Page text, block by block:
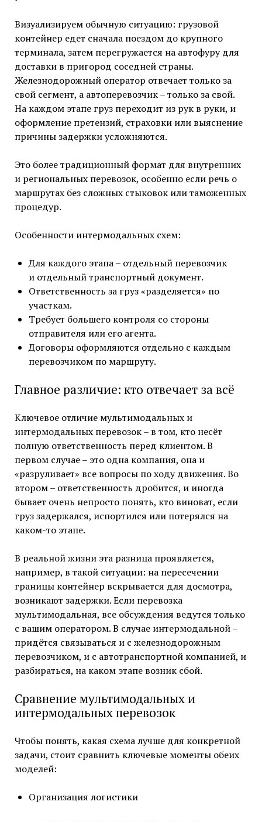
Визуализируем обычную ситуацию: грузовой
контейнер едет сначала поездом до крупного
терминала, затем перегружается на автофуру для
доставки в пригород соседней страны.
Железнодорожный оператор отвечает только за
свой сегмент, а автоперевозчик – только за свой.
На каждом этапе груз переходит из рук в руки, и
оформление претензий, страховки или выяснение
причины задержки усложняются.
Это более традиционный формат для внутренних
и региональных перевозок, особенно если речь о
маршрутах без сложных стыковок или таможенных
процедур.
Особенности интермодальных схем:
Для каждого этапа – отдельный перевозчик
и отдельный транспортный документ.
Ответственность за груз «разделяется» по
участкам.
Требует большего контроля со стороны
отправителя или его агента.
Договоры оформляются отдельно с каждым
перевозчиком по маршруту.
Главное различие: кто отвечает за всё
Ключевое отличие мультимодальных и
интермодальных перевозок – в том, кто несёт
полную ответственность перед клиентом. В
первом случае – это одна компания, она и
«разруливает» все вопросы по ходу движения. Во
втором – ответственность дробится, и иногда
бывает очень непросто понять, кто виноват, если
груз задержался, испортился или потерялся на
каком-то этапе.
В реальной жизни эта разница проявляется,
например, в такой ситуации: на пересечении
границы контейнер вскрывается для досмотра,
возникают задержки. Если перевозка
мультимодальная, все обсуждения ведутся только
с вашим оператором. В случае интермодальной –
придётся связываться и с железнодорожным
перевозчиком, и с автотранспортной компанией, и
разбираться, на каком этапе возник сбой.
Сравнение мультимодальных и
интермодальных перевозок
Чтобы понять, какая схема лучше для конкретной
задачи, стоит сравнить ключевые моменты обеих
моделей:
Организация логистики